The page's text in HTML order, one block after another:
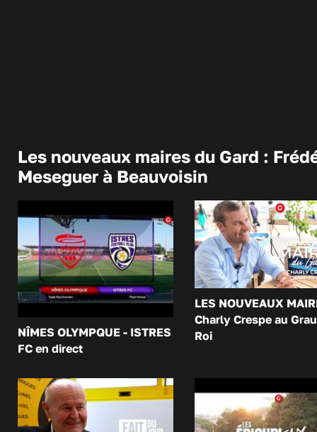
Les nouveaux maires du Gard :
Meseguer à Beauvoisin
NÎMES OLYMPQUE - ISTRES
FC en direct
LES NOUVEAUX
Charly Crespe au
Roi